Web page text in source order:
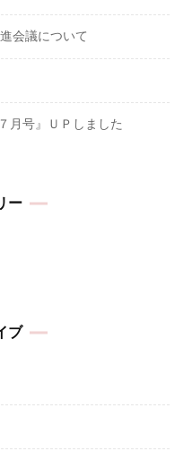
会議について
月号』ＵＰしました
ー
ブ